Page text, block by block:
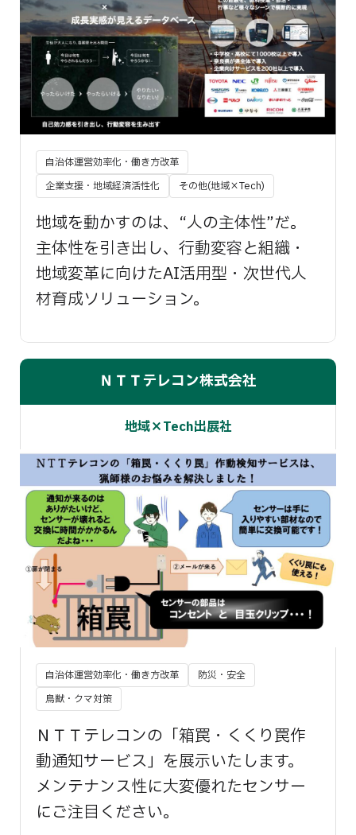
自治体運営効率化・働き方改革
企業支援・地域経済活性化
その他(地域×Tech)
地域を動かすのは、“人の主体性”だ。
主体性を引き出し、行動変容と組織・
地域変革に向けたAI活用型・次世代人
材育成ソリューション。
ＮＴＴテレコン株式会社
地域×Tech出展社
自治体運営効率化・働き方改革
防災・安全
鳥獣・クマ対策
ＮＴＴテレコンの「箱罠・くくり罠作
動通知サービス」を展示いたします。
メンテナンス性に大変優れたセンサー
にご注目ください。